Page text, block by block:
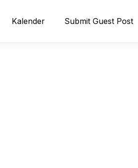
Kalender Submit Guest Post